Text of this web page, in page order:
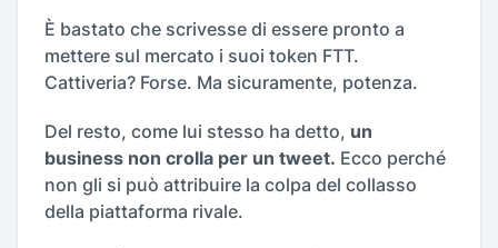
È bastato che scrivesse di essere pronto a
mettere sul mercato i suoi token FTT.
Cattiveria? Forse. Ma sicuramente, potenza.
Del resto, come lui stesso ha detto, un
business non crolla per un tweet. Ecco perché
non gli si può attribuire la colpa del collasso
della piattaforma rivale.